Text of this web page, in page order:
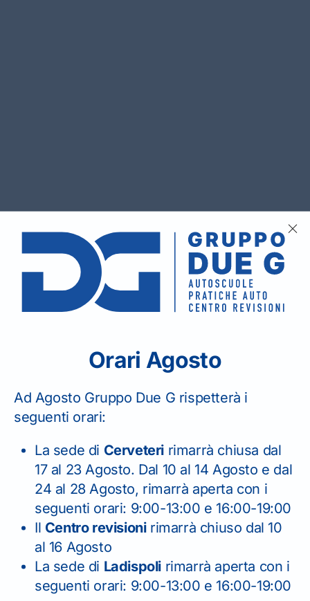
Certificato di
Proprietà
di
Orari Agosto
Ad Agosto Gruppo Due G rispetterà i
seguenti orari:
La sede di Cerveteri rimarrà chiusa dal
17 al 23 Agosto. Dal 10 al 14 Agosto e dal
24 al 28 Agosto, rimarrà aperta con i
seguenti orari: 9:00-13:00 e 16:00-19:00
Il Centro revisionirimarrà chiuso dal 10
al 16 Agosto
La sede di Ladispoli rimarrà aperta con i
seguenti orari: 9:00-13:00 e 16:00-19:00